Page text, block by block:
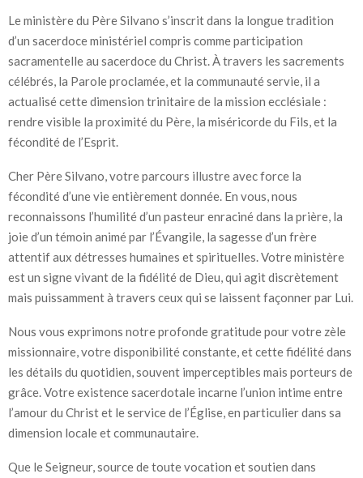
Le ministère du Père Silvano s’inscrit dans la longue tradition
d’un sacerdoce ministériel compris comme participation
sacramentelle au sacerdoce du Christ. À travers les sacrements
célébrés, la Parole proclamée, et la communauté servie, il a
actualisé cette dimension trinitaire de la mission ecclésiale :
rendre visible la proximité du Père, la miséricorde du Fils, et la
fécondité de l’Esprit.
Cher Père Silvano, votre parcours illustre avec force la
fécondité d’une vie entièrement donnée. En vous, nous
reconnaissons l’humilité d’un pasteur enraciné dans la prière, la
joie d’un témoin animé par l’Évangile, la sagesse d’un frère
attentif aux détresses humaines et spirituelles. Votre ministère
est un signe vivant de la fidélité de Dieu, qui agit discrètement
mais puissamment à travers ceux qui se laissent façonner par Lui.
Nous vous exprimons notre profonde gratitude pour votre zèle
missionnaire, votre disponibilité constante, et cette fidélité dans
les détails du quotidien, souvent imperceptibles mais porteurs de
grâce. Votre existence sacerdotale incarne l’union intime entre
l’amour du Christ et le service de l’Église, en particulier dans sa
dimension locale et communautaire.
Que le Seigneur, source de toute vocation et soutien dans